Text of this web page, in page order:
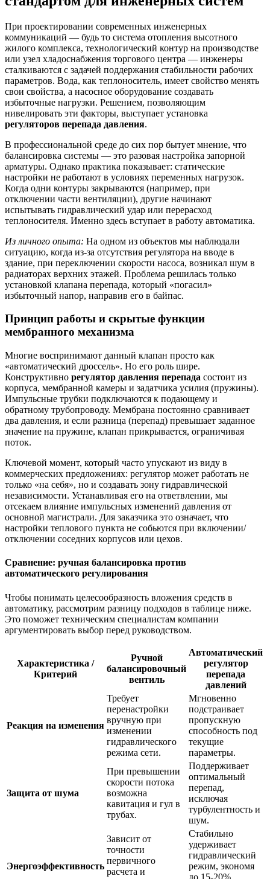
При проектировании современных инженерных
коммуникаций — будь то система отопления высотного
жилого комплекса, технологический контур на производстве
или узел хладоснабжения торгового центра — инженеры
сталкиваются с задачей поддержания стабильности рабочих
параметров. Вода, как теплоноситель, имеет свойство менять
свои свойства, а насосное оборудование создавать
избыточные нагрузки. Решением, позволяющим
нивелировать эти факторы, выступает установка
регуляторов перепада давления.
В профессиональной среде до сих пор бытует мнение, что
балансировка системы — это разовая настройка запорной
арматуры. Однако практика показывает: статические
настройки не работают в условиях переменных нагрузок.
Когда одни контуры закрываются (например, при
отключении части вентиляции), другие начинают
испытывать гидравлический удар или перерасход
теплоносителя. Именно здесь вступает в работу автоматика.
Из личного опыта: На одном из объектов мы наблюдали
ситуацию, когда из-за отсутствия регулятора на вводе в
здание, при переключении скорости насоса, возникал шум в
радиаторах верхних этажей. Проблема решилась только
установкой клапана перепада, который «погасил»
избыточный напор, направив его в байпас.
Принцип работы и скрытые функции
мембранного механизма
Многие воспринимают данный клапан просто как
«автоматический дроссель». Но его роль шире.
Конструктивно регулятор давления перепада состоит из
корпуса, мембранной камеры и задатчика усилия (пружины).
Импульсные трубки подключаются к подающему и
обратному трубопроводу. Мембрана постоянно сравнивает
два давления, и если разница (перепад) превышает заданное
значение на пружине, клапан прикрывается, ограничивая
поток.
Ключевой момент, который часто упускают из виду в
коммерческих предложениях: регулятор может работать не
только «на себя», но и создавать зону гидравлической
независимости. Устанавливая его на ответвлении, мы
отсекаем влияние импульсных изменений давления от
основной магистрали. Для заказчика это означает, что
настройки теплового пункта не собьются при включении/
отключении соседних корпусов или цехов.
Сравнение: ручная балансировка против
автоматического регулирования
Чтобы понимать целесообразность вложения средств в
автоматику, рассмотрим разницу подходов в таблице ниже.
Это поможет техническим специалистам компании
аргументировать выбор перед руководством.
Характеристика /
Критерий
Ручной
балансировочный
вентиль
Автоматический
регулятор
перепада
давлений
Реакция на изменения
Требует
перенастройки
вручную при
изменении
гидравлического
режима сети.
Мгновенно
подстраивает
пропускную
способность под
текущие
параметры.
Защита от шума
При превышении
скорости потока
возможна
кавитация и гул в
трубах.
Поддерживает
оптимальный
перепад,
исключая
турбулентность и
шум.
Энергоэффективность
Зависит от
точности
первичного
расчета и
Стабильно
удерживает
гидравлический
режим, экономя
до 15-20%